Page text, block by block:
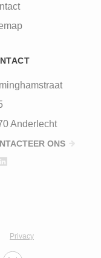
Anderlecht
ONS
Privacy